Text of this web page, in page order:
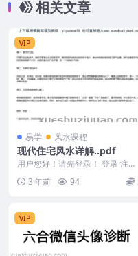
相关文章
VIP
易学 风水课程
现代住宅风水详解..pdf
用户您好！请先登录！ 登录 注册
编号：MY2212-200-227 现代住
宅风...3 年前 94
VIP